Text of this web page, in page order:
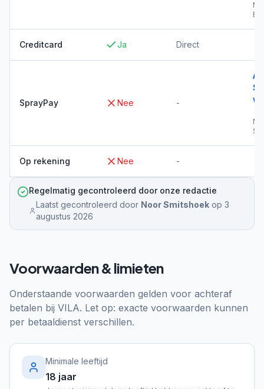
Creditcard Ja Direct
SprayPay Nee -
→
Op rekening Nee -
Regelmatig gecontroleerd door onze redactie
Laatst gecontroleerd door Noor Smitshoekop 3
augustus 2026
Voorwaarden & limieten
Onderstaande voorwaarden gelden voor achteraf
betalen bij VILA. Let op: exacte voorwaarden kunnen
per betaaldienst verschillen.
Minimale leeftijd
18 jaar